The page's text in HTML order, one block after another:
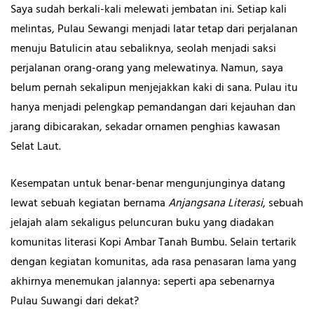
Saya sudah berkali-kali melewati jembatan ini. Setiap kali
melintas, Pulau Sewangi menjadi latar tetap dari perjalanan
menuju Batulicin atau sebaliknya, seolah menjadi saksi
perjalanan orang-orang yang melewatinya. Namun, saya
belum pernah sekalipun menjejakkan kaki di sana. Pulau itu
hanya menjadi pelengkap pemandangan dari kejauhan dan
jarang dibicarakan, sekadar ornamen penghias kawasan
Selat Laut.
Kesempatan untuk benar-benar mengunjunginya datang
lewat sebuah kegiatan bernamaAnjangsana Literasi, sebuah
jelajah alam sekaligus peluncuran buku yang diadakan
komunitas literasi Kopi Ambar Tanah Bumbu. Selain tertarik
dengan kegiatan komunitas, ada rasa penasaran lama yang
akhirnya menemukan jalannya: seperti apa sebenarnya
Pulau Suwangi dari dekat?